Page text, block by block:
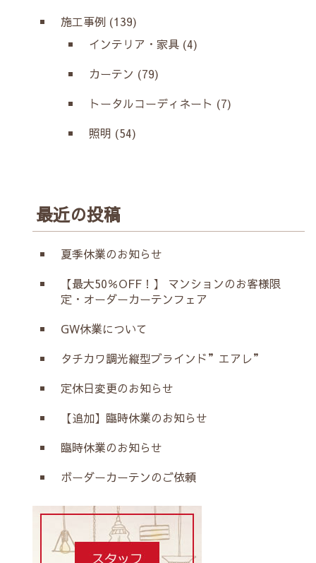
施工事例 (139)
インテリア・家具 (4)
カーテン (79)
トータルコーディネート (7)
照明 (54)
最近の投稿
夏季休業のお知らせ
【最大50％OFF！】 マンションのお客様限
定・オーダーカーテンフェア
GW休業について
タチカワ調光縦型ブラインド”エアレ”
定休日変更のお知らせ
【追加】臨時休業のお知らせ
臨時休業のお知らせ
ボーダーカーテンのご依頼